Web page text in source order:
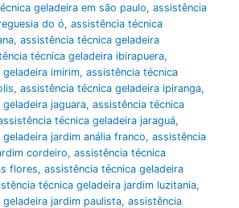
geladeira em são paulo, assistência
do ó, assistência técnica
, assistência técnica geladeira
técnica geladeira ibirapuera,
imirim, assistência técnica
, assistência técnica geladeira ipiranga,
jaguara, assistência técnica
técnica geladeira jaraguá,
jardim anália franco, assistência
cordeiro, assistência técnica
flores, assistência técnica geladeira
técnica geladeira jardim luzitania,
jardim paulista, assistência